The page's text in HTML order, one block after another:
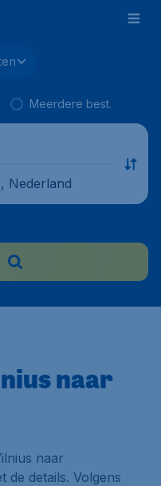
Meerdere best.
Nederland
naar
naar
de details. Volgens